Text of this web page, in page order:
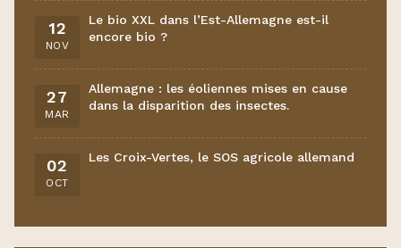
12
NOV
Le bio XXL dans l’Est-Allemagne est-il
encore bio ?
27
MAR
Allemagne : les éoliennes mises en cause
dans la disparition des insectes.
02
OCT
Les Croix-Vertes, le SOS agricole allemand